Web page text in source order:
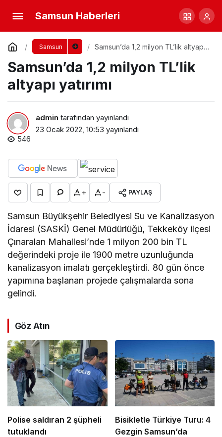
Samsun Haberleri
Samsun
Samsun’da 1,2 milyon TL’lik altyapı
Samsun’da 1,2 milyon TL’lik
altyapı yatırımı
admin tarafından yayınlandı
23 Ocak 2022, 10:53 yayınlandı
546
+ - PAYLAŞ
Samsun Büyükşehir Belediyesi Su ve Kanalizasyon
İdaresi (SASKİ) Genel Müdürlüğü, Tekkeköy ilçesi
Çınaralan Mahallesi’nde 1 milyon 200 bin TL
değerindeki proje ile 1900 metre uzunluğunda
kanalizasyon imalatı gerçekleştirdi. 80 gün önce
yapımına başlanan projede çalışmalarda sona
gelindi.
Göz Atın
Polise saldıran 2 şüpheli
tutuklandı
Bisikletle Türkiye Turu: 4
Gezgin Samsun’da